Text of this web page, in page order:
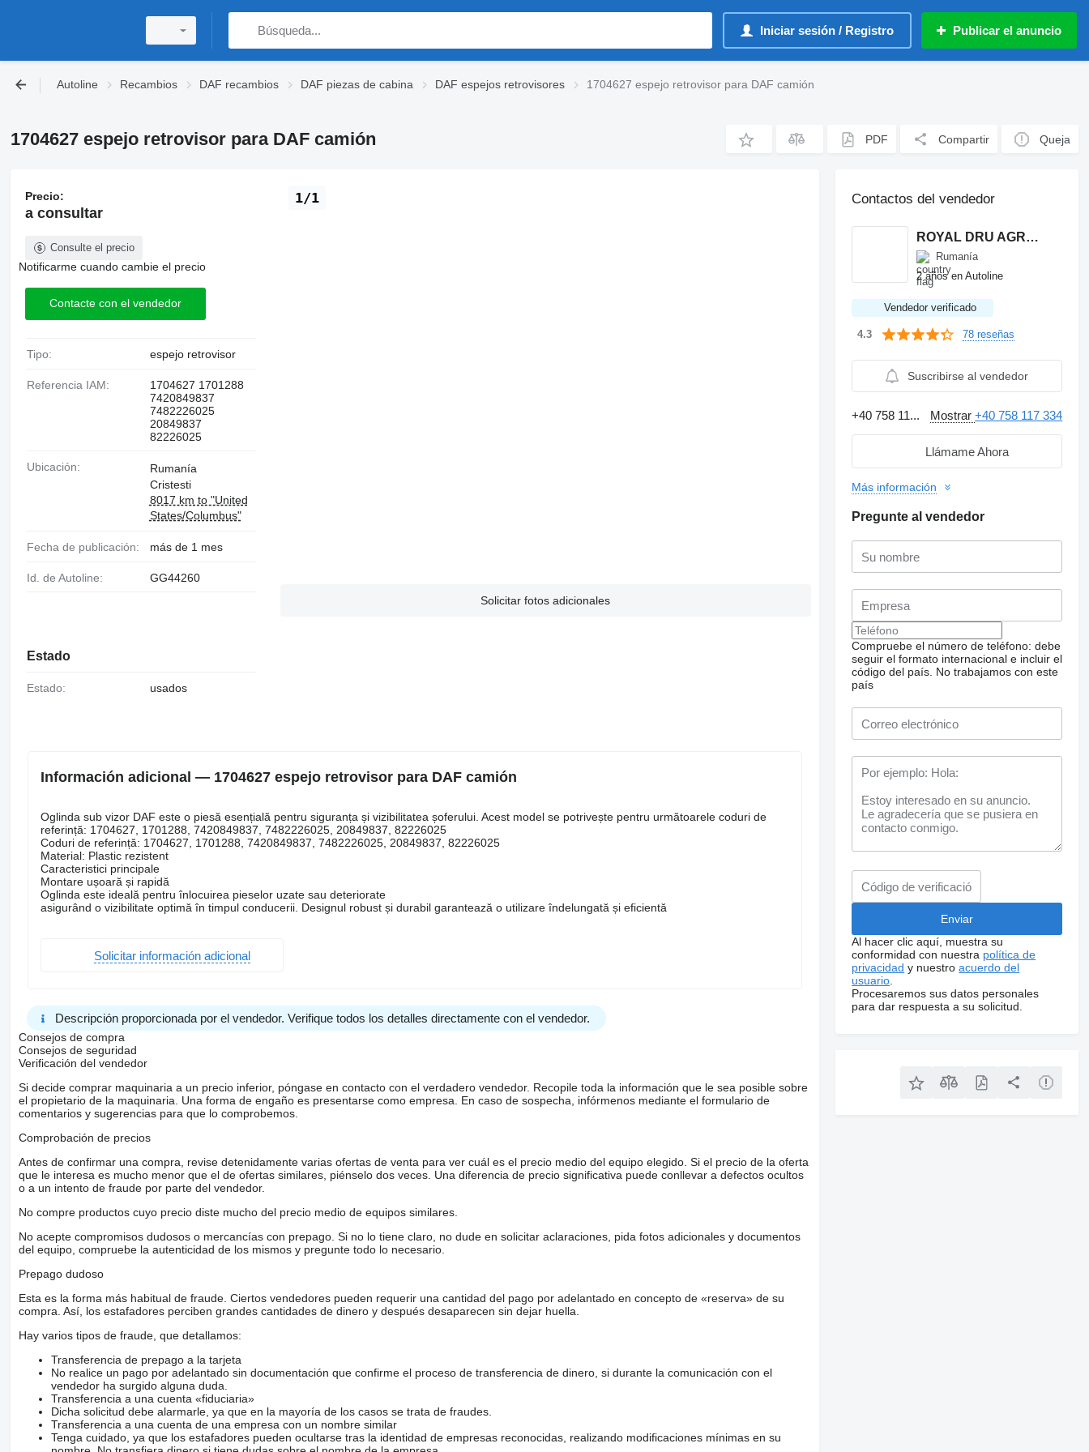
Iniciar sesión / Registro Publicar el anuncio
Autoline Recambios DAF recambios DAF piezas de cabina DAF espejos retrovisores 1704627 espejo retrovisor para DAF camión
1704627 espejo retrovisor para DAF camión PDF Compartir Queja
1/1
Solicitar fotos adicionales
Precio:
a consultar
Consulte el precio
Notificarme cuando cambie el precio
Contacte con el vendedor
Tipo: espejo retrovisor
Referencia IAM:
1704627 1701288
7420849837
7482226025
20849837
82226025
Ubicación:
Rumanía
Cristesti
8017 km to "United
States/Columbus"
Fecha de publicación: más de 1 mes
Id. de Autoline: GG44260
Estado
Estado: usados
Información adicional — 1704627 espejo retrovisor para DAF camión
Oglinda sub vizor DAF este o piesă esențială pentru siguranța și vizibilitatea șoferului. Acest model se potrivește pentru următoarele coduri de
referință: 1704627, 1701288, 7420849837, 7482226025, 20849837, 82226025
Coduri de referință: 1704627, 1701288, 7420849837, 7482226025, 20849837, 82226025
Material: Plastic rezistent
Caracteristici principale
Montare ușoară și rapidă
Oglinda este ideală pentru înlocuirea pieselor uzate sau deteriorate
asigurând o vizibilitate optimă în timpul conducerii. Designul robust și durabil garantează o utilizare îndelungată și eficientă
Solicitar información adicional
Descripción proporcionada por el vendedor. Verifique todos los detalles directamente con el vendedor.
Consejos de compra
Consejos de seguridad
Verificación del vendedor
Si decide comprar maquinaria a un precio inferior, póngase en contacto con el verdadero vendedor. Recopile toda la información que le sea posible sobre
el propietario de la maquinaria. Una forma de engaño es presentarse como empresa. En caso de sospecha, infórmenos mediante el formulario de
comentarios y sugerencias para que lo comprobemos.
Comprobación de precios
Antes de confirmar una compra, revise detenidamente varias ofertas de venta para ver cuál es el precio medio del equipo elegido. Si el precio de la oferta
que le interesa es mucho menor que el de ofertas similares, piénselo dos veces. Una diferencia de precio significativa puede conllevar a defectos ocultos
o a un intento de fraude por parte del vendedor.
No compre productos cuyo precio diste mucho del precio medio de equipos similares.
No acepte compromisos dudosos o mercancías con prepago. Si no lo tiene claro, no dude en solicitar aclaraciones, pida fotos adicionales y documentos
del equipo, compruebe la autenticidad de los mismos y pregunte todo lo necesario.
Prepago dudoso
Esta es la forma más habitual de fraude. Ciertos vendedores pueden requerir una cantidad del pago por adelantado en concepto de «reserva» de su
compra. Así, los estafadores perciben grandes cantidades de dinero y después desaparecen sin dejar huella.
Hay varios tipos de fraude, que detallamos:
Transferencia de prepago a la tarjeta
No realice un pago por adelantado sin documentación que confirme el proceso de transferencia de dinero, si durante la comunicación con el
vendedor ha surgido alguna duda.
Transferencia a una cuenta «fiduciaria»
Dicha solicitud debe alarmarle, ya que en la mayoría de los casos se trata de fraudes.
Transferencia a una cuenta de una empresa con un nombre similar
Tenga cuidado, ya que los estafadores pueden ocultarse tras la identidad de empresas reconocidas, realizando modificaciones mínimas en su
Contactos del vendedor
ROYAL DRU AGRO S.R.L.
Rumanía
2 años en Autoline
Vendedor verificado
4.3 78 reseñas
Suscribirse al vendedor
+40 758 11... Mostrar+40 758 117 334
Llámame Ahora
Más información
Pregunte al vendedor
Compruebe el número de teléfono: debe
seguir el formato internacional e incluir el
código del país. No trabajamos con este
país
Al hacer clic aquí, muestra su
conformidad con nuestra política de
privacidad y nuestroacuerdo del
usuario
Procesaremos sus datos personales
para dar respuesta a su solicitud.